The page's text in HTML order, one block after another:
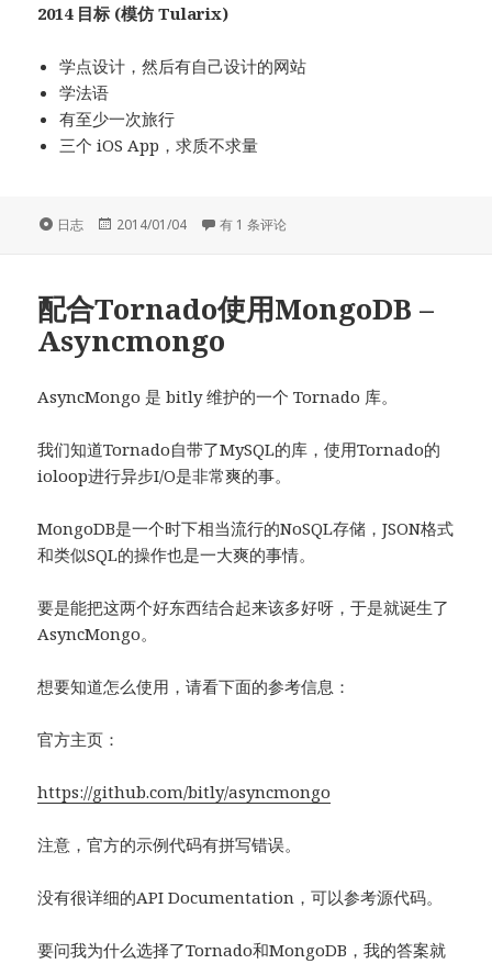
2014 目标 (模仿 Tularix)
学点设计，然后有自己设计的网站
学法语
有至少一次旅行
三个 iOS App，求质不求量
格
日志
发
2014/01/04 2013 年个人总结
有 1 条评论
配合Tornado使用MongoDB –
Asyncmongo
AsyncMongo 是 bitly 维护的一个 Tornado 库。
我们知道Tornado自带了MySQL的库，使用Tornado的
ioloop进行异步I/O是非常爽的事。
MongoDB是一个时下相当流行的NoSQL存储，JSON格式
和类似SQL的操作也是一大爽的事情。
要是能把这两个好东西结合起来该多好呀，于是就诞生了
AsyncMongo。
想要知道怎么使用，请看下面的参考信息：
官方主页：
https://github.com/bitly/asyncmongo
注意，官方的示例代码有拼写错误。
没有很详细的API Documentation，可以参考源代码。
要问我为什么选择了Tornado和MongoDB，我的答案就